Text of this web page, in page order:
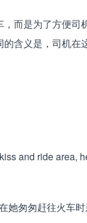
而是为了方便
含义是，司机
and ride area,
匆匆赶往火车时